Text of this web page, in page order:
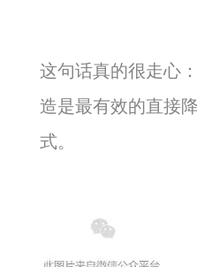
这句话真的很走心
造是最有效的直接
式。